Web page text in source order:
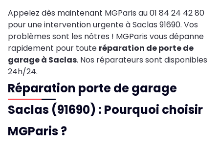
Appelez dès maintenant MGParis au 01 84 24 42 80
pour une intervention urgente à Saclas 91690. Vos
problèmes sont les nôtres ! MGParis vous dépanne
rapidement pour toute réparation de porte de
garage à Saclas. Nos réparateurs sont disponibles
24h/24.
Réparation porte de garage
Saclas (91690) : Pourquoi choisir
MGParis ?